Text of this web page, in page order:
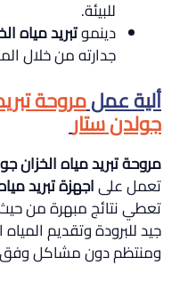
للبيئة.
دينموتبريد مياه
جدارته من خلال
ألية عملمروحة
جولدن ستار
مروحة تبريد مياه الخزان
تعمل علىاجهزة تبريد
تعطي نتائج مبهرة من حيث
جيد للبرودة وتقديم
ومنتظم دون مشاكل وفق